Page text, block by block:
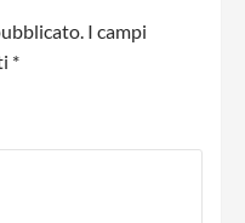
I campi
*